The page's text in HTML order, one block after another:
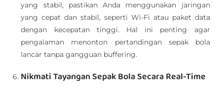
yang stabil, pastikan Anda menggunakan jaringan
yang cepat dan stabil, seperti Wi-Fi atau paket data
dengan kecepatan tinggi. Hal ini penting agar
pengalaman menonton pertandingan sepak bola
lancar tanpa gangguan buffering.
Nikmati Tayangan Sepak Bola Secara Real-Time